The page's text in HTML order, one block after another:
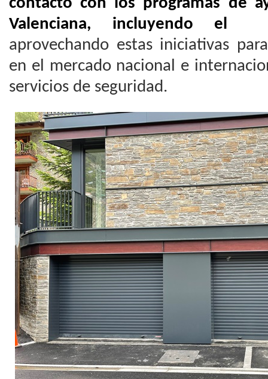
Valenciana, incluyendo el
aprovechando estas iniciativas
en el mercado nacional e
servicios de seguridad.